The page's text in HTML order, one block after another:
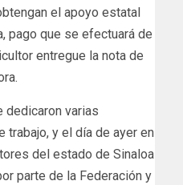
el apoyo estatal
pago que se efectuará de
entregue la nota de
dedicaron varias
trabajo, y el día de ayer en
del estado de Sinaloa
parte de la Federación y